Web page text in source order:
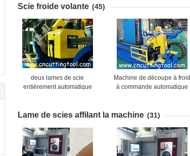
Scie froide volante (45)
deux lames de scie
entièrement automatique
de 165 mm max
Machine de découpe à froid
à commande automatique
Lame de scies affilant la machine (31)